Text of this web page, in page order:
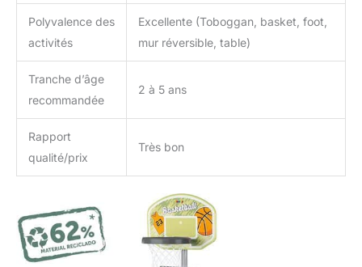
Polyvalence des
activités
Excellente (Toboggan, basket, foot,
mur réversible, table)
Tranche d’âge
recommandée
2 à 5 ans
Rapport
qualité/prix
Très bon